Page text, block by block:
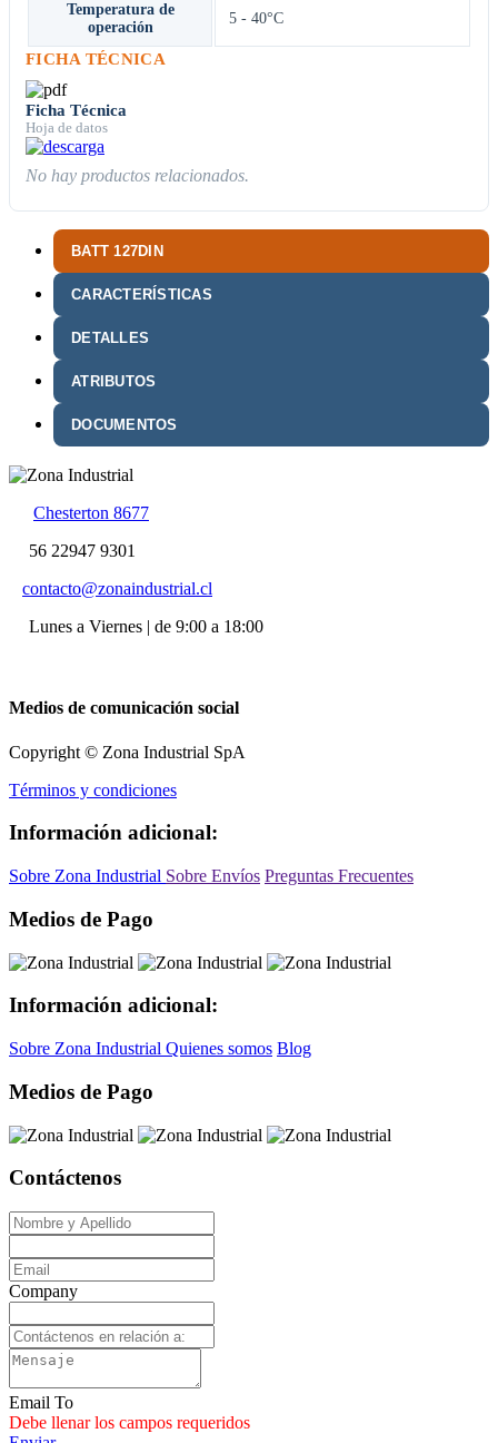
BATT 127DIN
CARACTERÍSTICAS
DETALLES
ATRIBUTOS
DOCUMENTOS
Temperatura de
operación
5 - 40°C
FICHA TÉCNICA
Ficha Técnica
Hoja de datos
No hay productos relacionados.
Chesterton 8677
56 22947 9301
contacto@zonaindustrial.cl
Lunes a Viernes | de 9:00 a 18:00
Medios de comunicación social
Copyright © Zona Industrial SpA
Términos y condiciones
Información adicional:
Sobre Zona Industrial Sobre Envíos Preguntas Frecuentes
Medios de Pago
Información adicional:
Sobre Zona Industrial Quienes somos Blog
Medios de Pago
Contáctenos
Company
Email To
Debe llenar los campos requeridos